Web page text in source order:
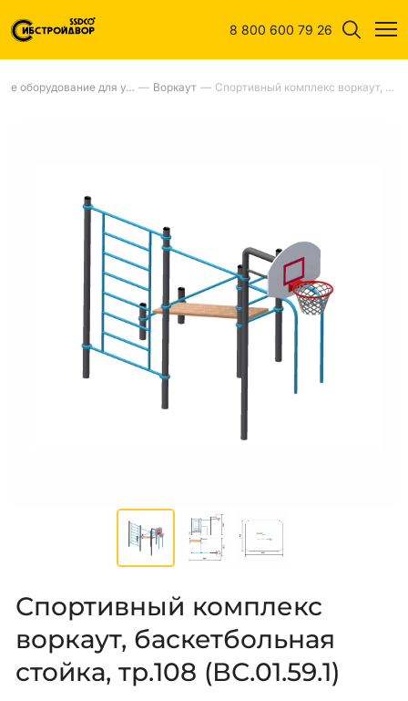
8 800 600 79 26
Спортивное оборудование для улиц — Воркаут — Спортивный комплекс воркаут, баскетбольная стойка, тр.108
Спортивный комплекс
воркаут, баскетбольная
стойка, тр.108 (ВС.01.59.1)